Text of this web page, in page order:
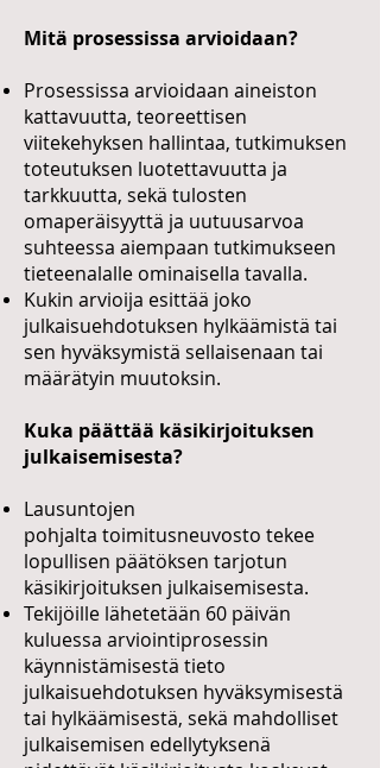
Mitä prosessissa arvioidaan?
Prosessissa arvioidaan aineiston
kattavuutta, teoreettisen
viitekehyksen hallintaa, tutkimuksen
toteutuksen luotettavuutta ja
tarkkuutta, sekä tulosten
omaperäisyyttä ja uutuusarvoa
suhteessa aiempaan tutkimukseen
tieteenalalle ominaisella tavalla.
Kukin arvioija esittää joko
julkaisuehdotuksen hylkäämistä tai
sen hyväksymistä sellaisenaan tai
määrätyin muutoksin.
Kuka päättää käsikirjoituksen
julkaisemisesta?
Lausuntojen
pohjalta toimitusneuvosto tekee
lopullisen päätöksen tarjotun
käsikirjoituksen julkaisemisesta.
Tekijöille lähetetään 60 päivän
kuluessa arviointiprosessin
käynnistämisestä tieto
julkaisuehdotuksen hyväksymisestä
tai hylkäämisestä, sekä mahdolliset
julkaisemisen edellytyksenä